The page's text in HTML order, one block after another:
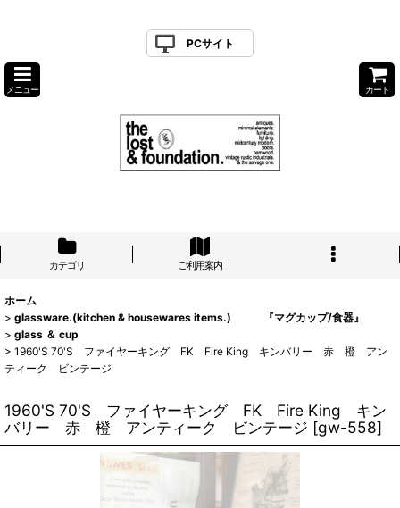
PCサイト
メニュー カート
カテゴリ ご利用案内
ホーム
> glassware.(kitchen & housewares items.) 『マグカップ/食器』
> glass ＆ cup
> 1960'S 70'S ファイヤーキング FK Fire King キンバリー 赤 橙 アン
ティーク ビンテージ
1960'S 70'S ファイヤーキング FK Fire King キン
バリー 赤 橙 アンティーク ビンテージ [gw-558]